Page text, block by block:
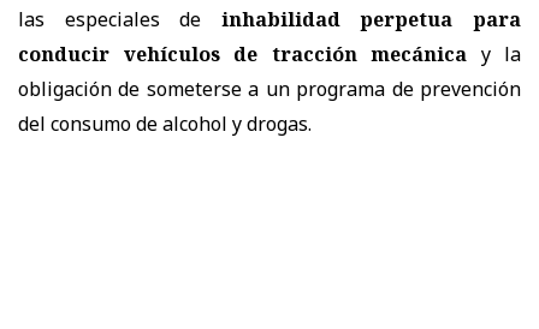
las especiales de inhabilidad perpetua para
conducir vehículos de tracción mecánica y la
obligación de someterse a un programa de prevención
del consumo de alcohol y drogas.